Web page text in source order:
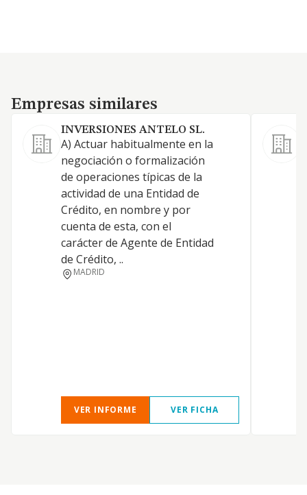
Empresas similares
Empresas similares
INVERSIONES ANTELO SL.
A) Actuar habitualmente en la
negociación o formalización
de operaciones típicas de la
actividad de una Entidad de
Crédito, en nombre y por
cuenta de esta, con el
carácter de Agente de Entidad
de Crédito, ..
MADRID
VER INFORME VER FICHA